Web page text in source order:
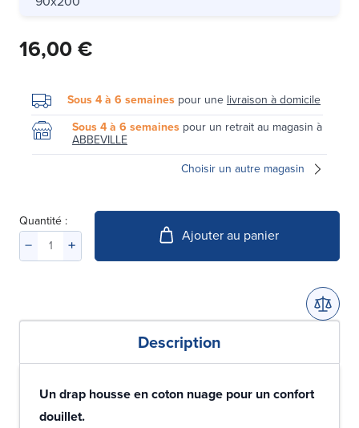
16,00 €
Sous 4 à 6 semaines pour une livraison à domicile
Sous 4 à 6 semaines pour un retrait au magasin à
ABBEVILLE
Choisir un autre magasin
Quantité :
Ajouter au panier
Description
Un drap housse en coton nuage pour un confort
douillet.